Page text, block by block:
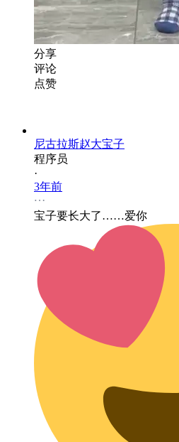
分享
评论
点赞
尼古拉斯赵大宝子
程序员
·
3年前
宝子要长大了……爱你